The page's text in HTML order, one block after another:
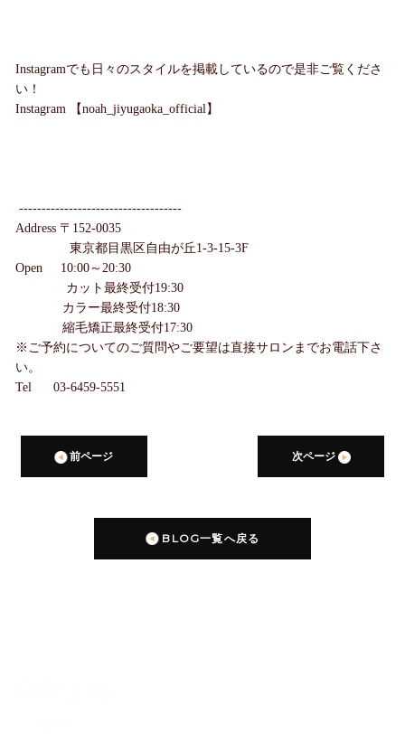
Instagramでも日々のスタイルを掲載しているので是非ご覧くださ
い！
Instagram 【noah_jiyugaoka_official】
------------------------------------
Address 〒152-0035
東京都目黒区自由が丘1-3-15-3F
Open 10:00～20:30
カット最終受付19:30
カラー最終受付18:30
縮毛矯正最終受付17:30
※ご予約についてのご質問やご要望は直接サロンまでお電話下さ
い。
Tel 03-6459-5551
前ページ 次ページ
BLOG一覧へ戻る